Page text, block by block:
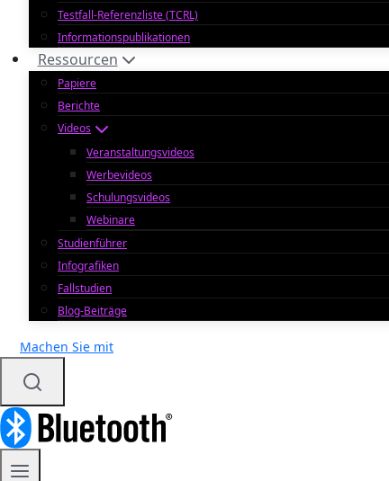
Testfall-Referenzliste (TCRL)
Informationspublikationen
Ressourcen
Papiere
Berichte
Videos
Veranstaltungsvideos
Werbevideos
Schulungsvideos
Webinare
Studienführer
Infografiken
Fallstudien
Blog-Beiträge
Machen Sie mit